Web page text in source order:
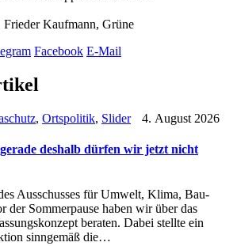
Kaufmann, Grüne
Facebook E-Mail
, Ortspolitik, Slider 4. August 2026
deshalb dürfen wir jetzt nicht
Ausschusses für Umwelt, Klima, Bau-
der Sommerpause haben wir über das
beraten. Dabei stellte ein
sinngemäß die…